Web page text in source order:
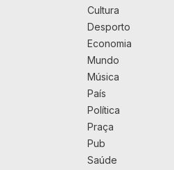
Cultura
Desporto
Economia
Mundo
Música
País
Política
Praça
Pub
Saúde